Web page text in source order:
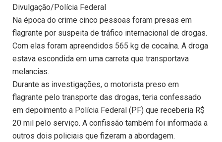
Divulgação/Polícia Federal
Na época do crime cinco pessoas foram presas em
flagrante por suspeita de tráfico internacional de drogas.
Com elas foram apreendidos 565 kg de cocaína. A droga
estava escondida em uma carreta que transportava
melancias.
Durante as investigações, o motorista preso em
flagrante pelo transporte das drogas, teria confessado
em depoimento a Polícia Federal (PF) que receberia R$
20 mil pelo serviço. A confissão também foi informada a
outros dois policiais que fizeram a abordagem.